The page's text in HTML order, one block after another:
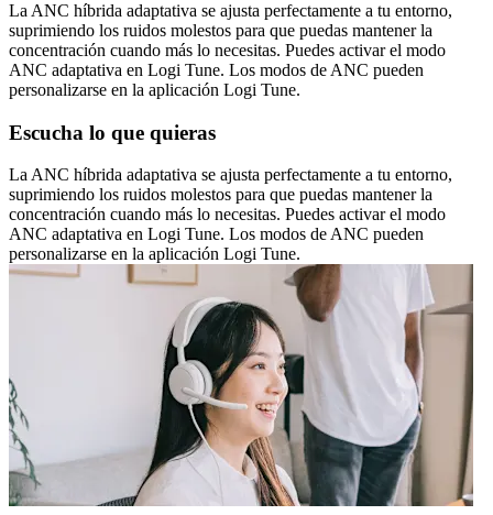
La ANC híbrida adaptativa se ajusta perfectamente a tu entorno,
suprimiendo los ruidos molestos para que puedas mantener la
concentración cuando más lo necesitas. Puedes activar el modo
ANC adaptativa en Logi Tune. Los modos de ANC pueden
personalizarse en la aplicación Logi Tune.
Escucha lo que quieras
La ANC híbrida adaptativa se ajusta perfectamente a tu entorno,
suprimiendo los ruidos molestos para que puedas mantener la
concentración cuando más lo necesitas. Puedes activar el modo
ANC adaptativa en Logi Tune. Los modos de ANC pueden
personalizarse en la aplicación Logi Tune.